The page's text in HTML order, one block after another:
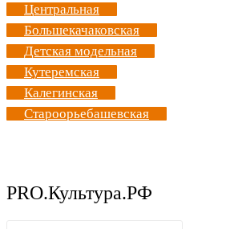
Центральная
Большекачаковская
Детская модельная
Кутеремская
Калегинская
Староорьебашевская
PRO.Культура.РФ